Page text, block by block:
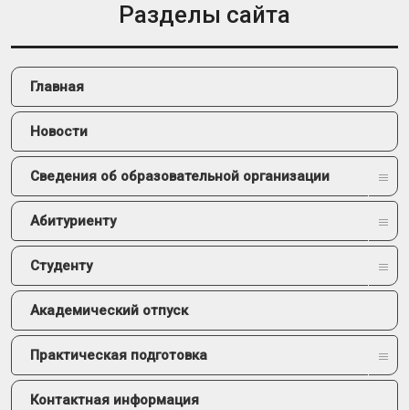
Разделы сайта
Главная
Новости
Сведения об образовательной организации
Абитуриенту
Студенту
Академический отпуск
Практическая подготовка
Контактная информация